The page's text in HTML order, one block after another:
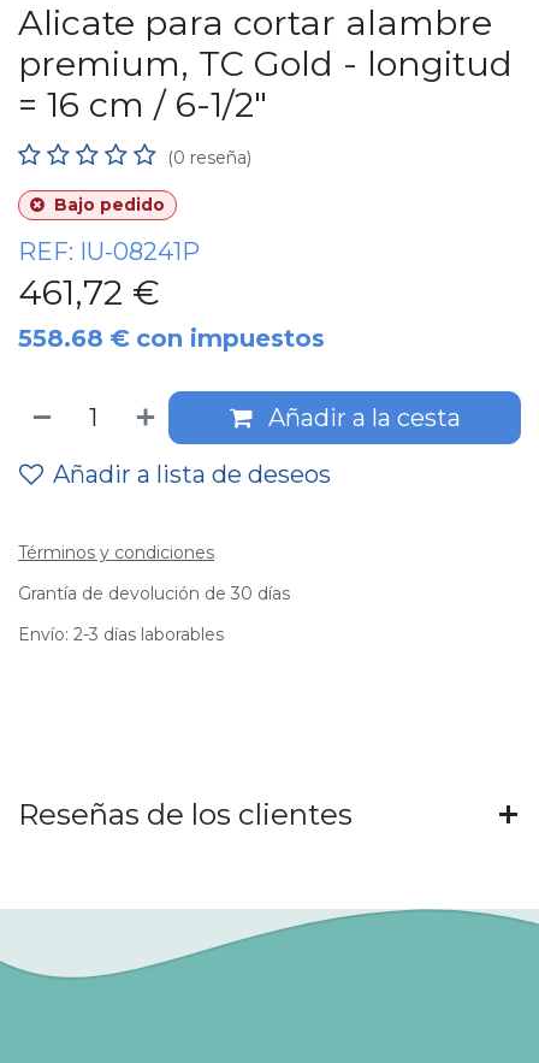
Alicate para cortar alambre
premium, TC Gold - longitud
= 16 cm / 6-1/2"
(0 reseña)
Bajo pedido
REF: IU-08241P
461,72 €
558.68 € con impuestos
Añadir a la cesta
Añadir a lista de deseos
Términos y condiciones
Grantía de devolución de 30 días
Envío: 2-3 días laborables
Reseñas de los clientes